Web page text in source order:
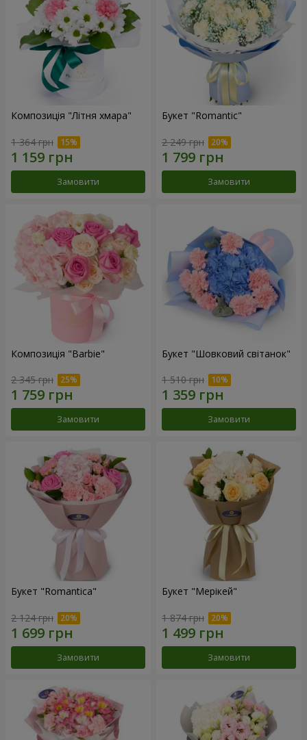
Композиція "Літня хмара"
1 364 грн
Замовити
Букет "Romantic"
2 249 грн
Замовити
Композиція "Barbie"
2 345 грн
Замовити
Букет "Шовковий світанок"
1 510 грн
Замовити
Букет "Romantica"
2 124 грн
Замовити
Букет "Мерікей"
1 874 грн
Замовити